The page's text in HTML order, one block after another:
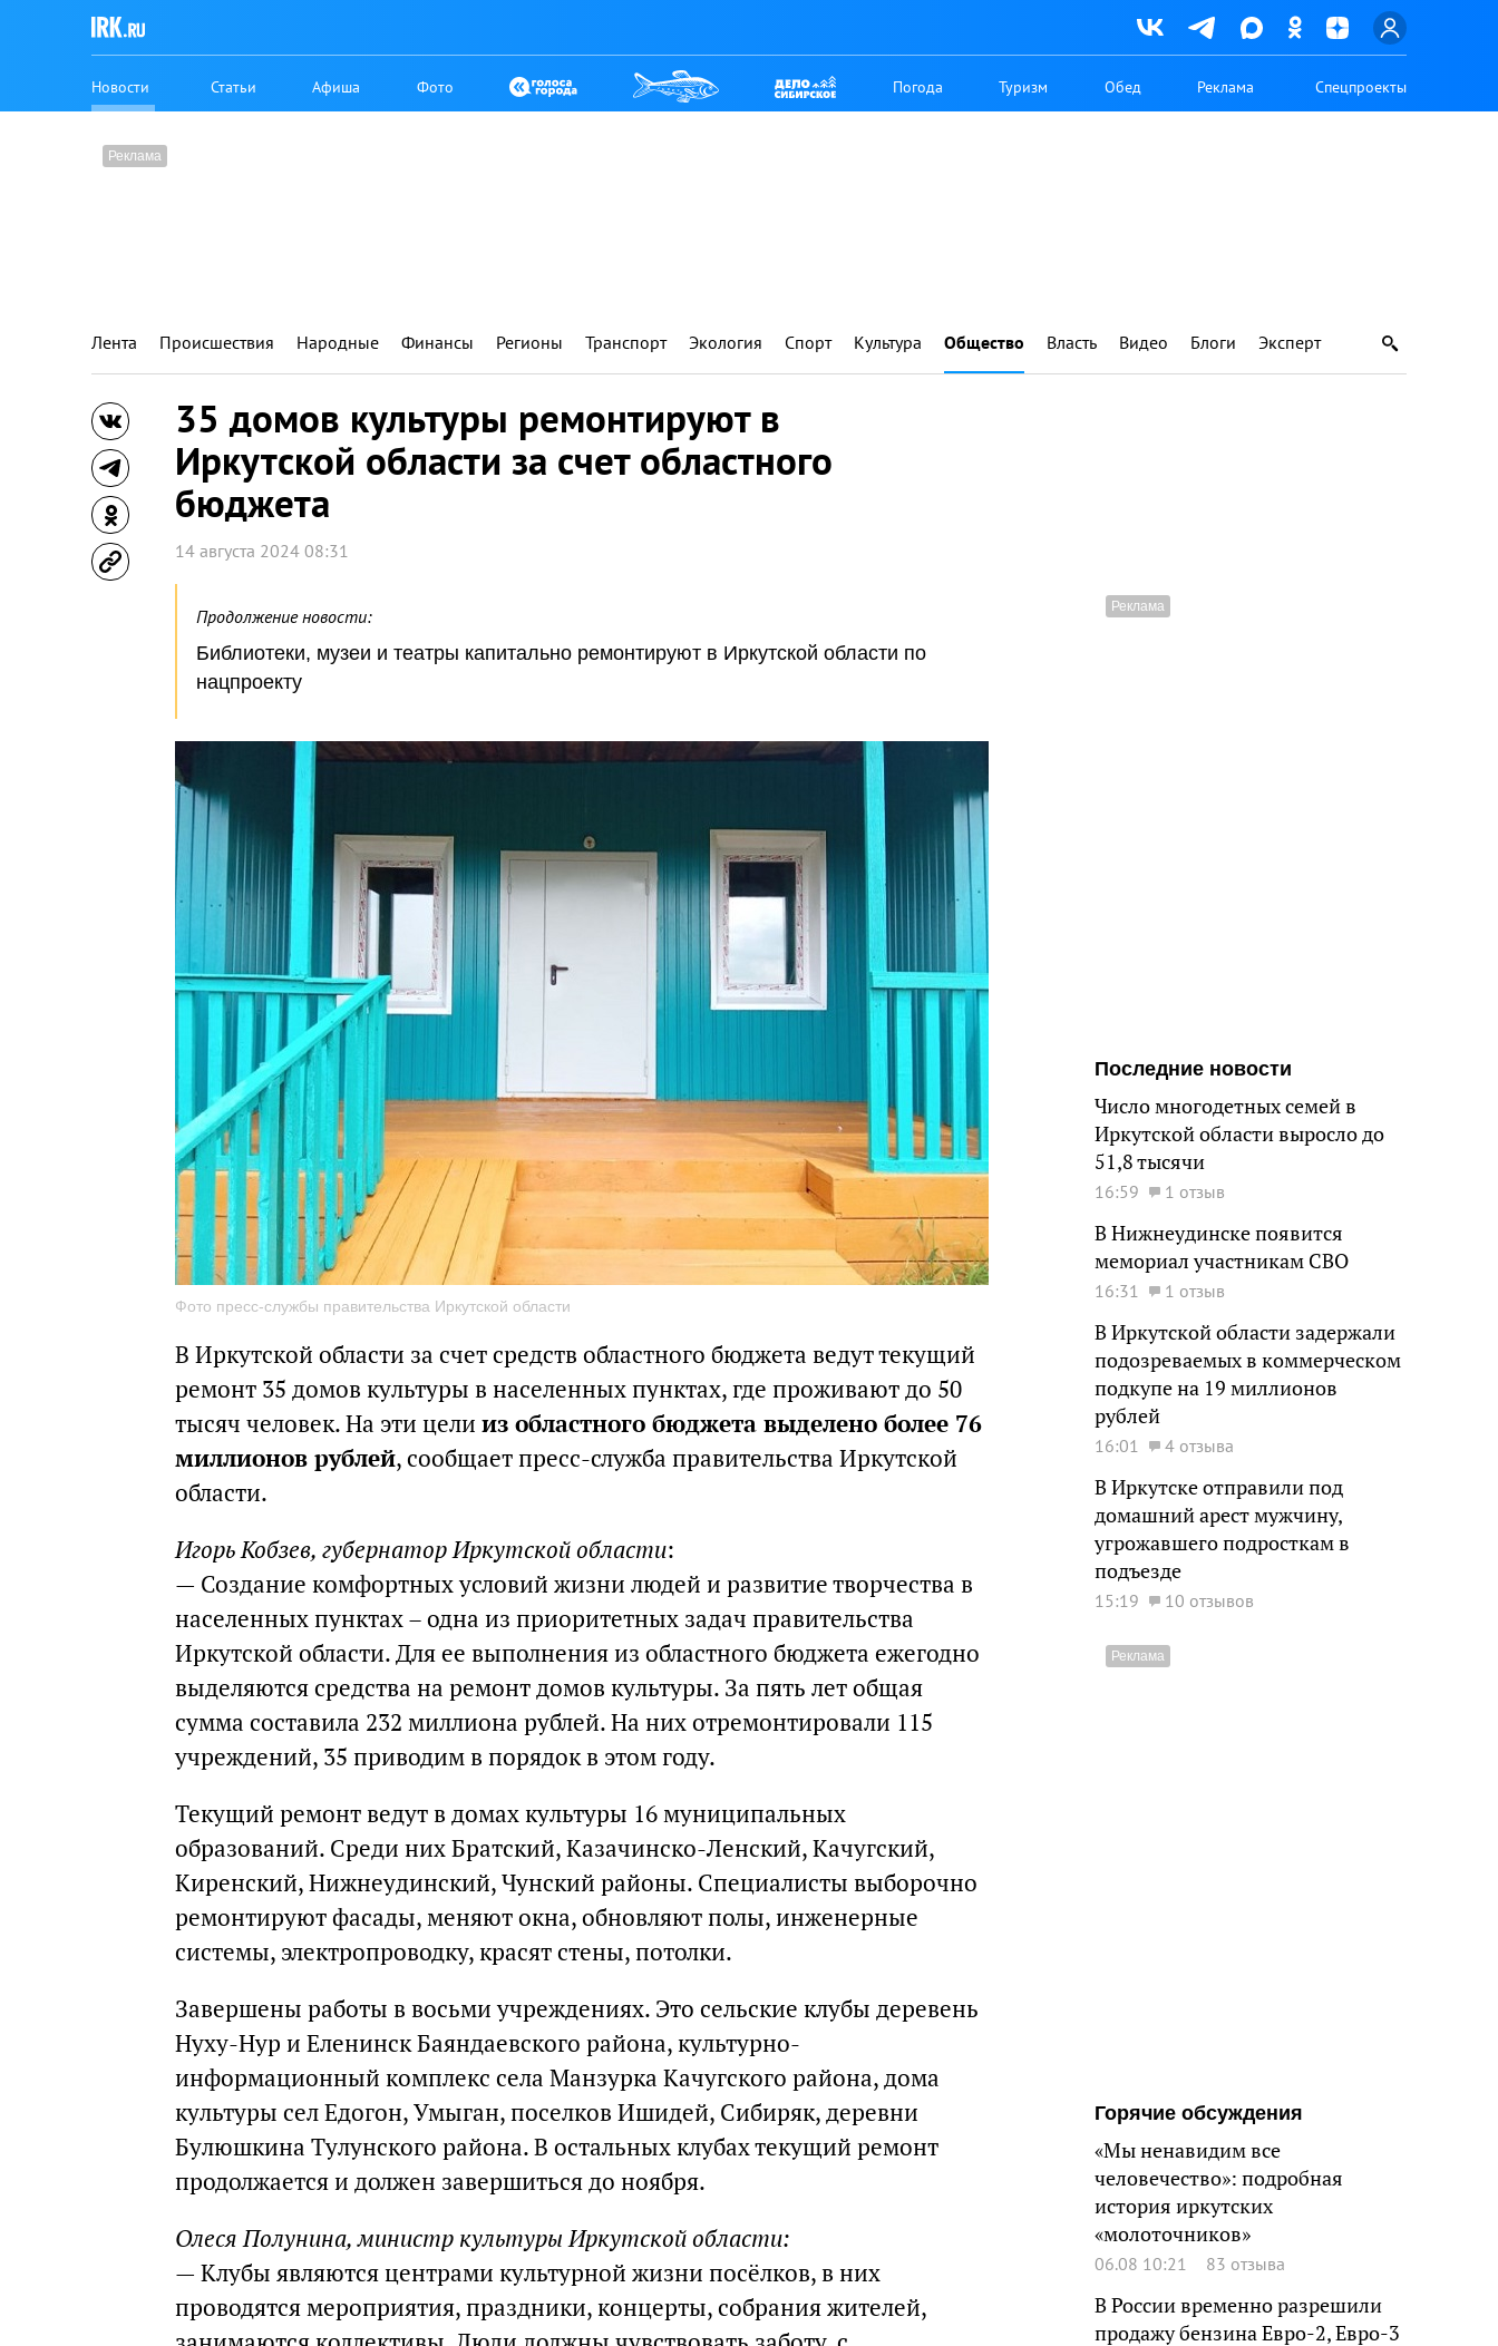
Новости Статьи Афиша Фото Погода Туризм Обед Реклама Спецпроекты
Лента Происшествия Народные Финансы Регионы Транспорт Экология Спорт Культура Общество Власть Видео Блоги Эксперт
35 домов культуры ремонтируют в
Иркутской области за счет областного
бюджета
14 августа 2024 08:31
Продолжение новости:
Библиотеки, музеи и театры капитально ремонтируют в Иркутской области по
нацпроекту
Фото пресс-службы правительства Иркутской области
В Иркутской области за счет средств областного бюджета ведут текущий
ремонт 35 домов культуры в населенных пунктах, где проживают до 50
тысяч человек. На эти цели из областного бюджета выделено более 76
миллионов рублей, сообщает пресс-служба правительства Иркутской
области.
Игорь Кобзев, губернатор Иркутской области:
— Создание комфортных условий жизни людей и развитие творчества в
населенных пунктах – одна из приоритетных задач правительства
Иркутской области. Для ее выполнения из областного бюджета ежегодно
выделяются средства на ремонт домов культуры. За пять лет общая
сумма составила 232 миллиона рублей. На них отремонтировали 115
учреждений, 35 приводим в порядок в этом году.
Текущий ремонт ведут в домах культуры 16 муниципальных
образований. Среди них Братский, Казачинско-Ленский, Качугский,
Киренский, Нижнеудинский, Чунский районы. Специалисты выборочно
ремонтируют фасады, меняют окна, обновляют полы, инженерные
системы, электропроводку, красят стены, потолки.
Завершены работы в восьми учреждениях. Это сельские клубы деревень
Нуху-Нур и Еленинск Баяндаевского района, культурно-
информационный комплекс села Манзурка Качугского района, дома
культуры сел Едогон, Умыган, поселков Ишидей, Сибиряк, деревни
Булюшкина Тулунского района. В остальных клубах текущий ремонт
продолжается и должен завершиться до ноября.
Олеся Полунина, министр культуры Иркутской области:
— Клубы являются центрами культурной жизни посёлков, в них
проводятся мероприятия, праздники, концерты, собрания жителей,
Последние новости
Число многодетных семей в
Иркутской области выросло до
51,8 тысячи
16:59 1 отзыв
В Нижнеудинске появится
мемориал участникам СВО
16:31 1 отзыв
В Иркутской области задержали
подозреваемых в коммерческом
подкупе на 19 миллионов
рублей
16:01 4 отзыва
В Иркутске отправили под
домашний арест мужчину,
угрожавшего подросткам в
подъезде
15:19 10 отзывов
Горячие обсуждения
«Мы ненавидим все
человечество»: подробная
история иркутских
«молоточников»
06.08 10:21 83 отзыва
В России временно разрешили
продажу бензина Евро-2, Евро-3